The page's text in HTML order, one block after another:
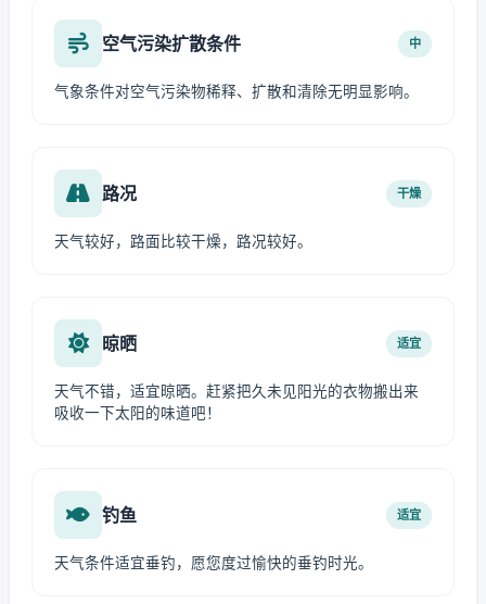
空气污染扩散条件 中
气象条件对空气污染物稀释、扩散和清除无明显影响。
路况 干燥
天气较好，路面比较干燥，路况较好。
晾晒 适宜
天气不错，适宜晾晒。赶紧把久未见阳光的衣物搬出来
吸收一下太阳的味道吧！
钓鱼 适宜
天气条件适宜垂钓，愿您度过愉快的垂钓时光。